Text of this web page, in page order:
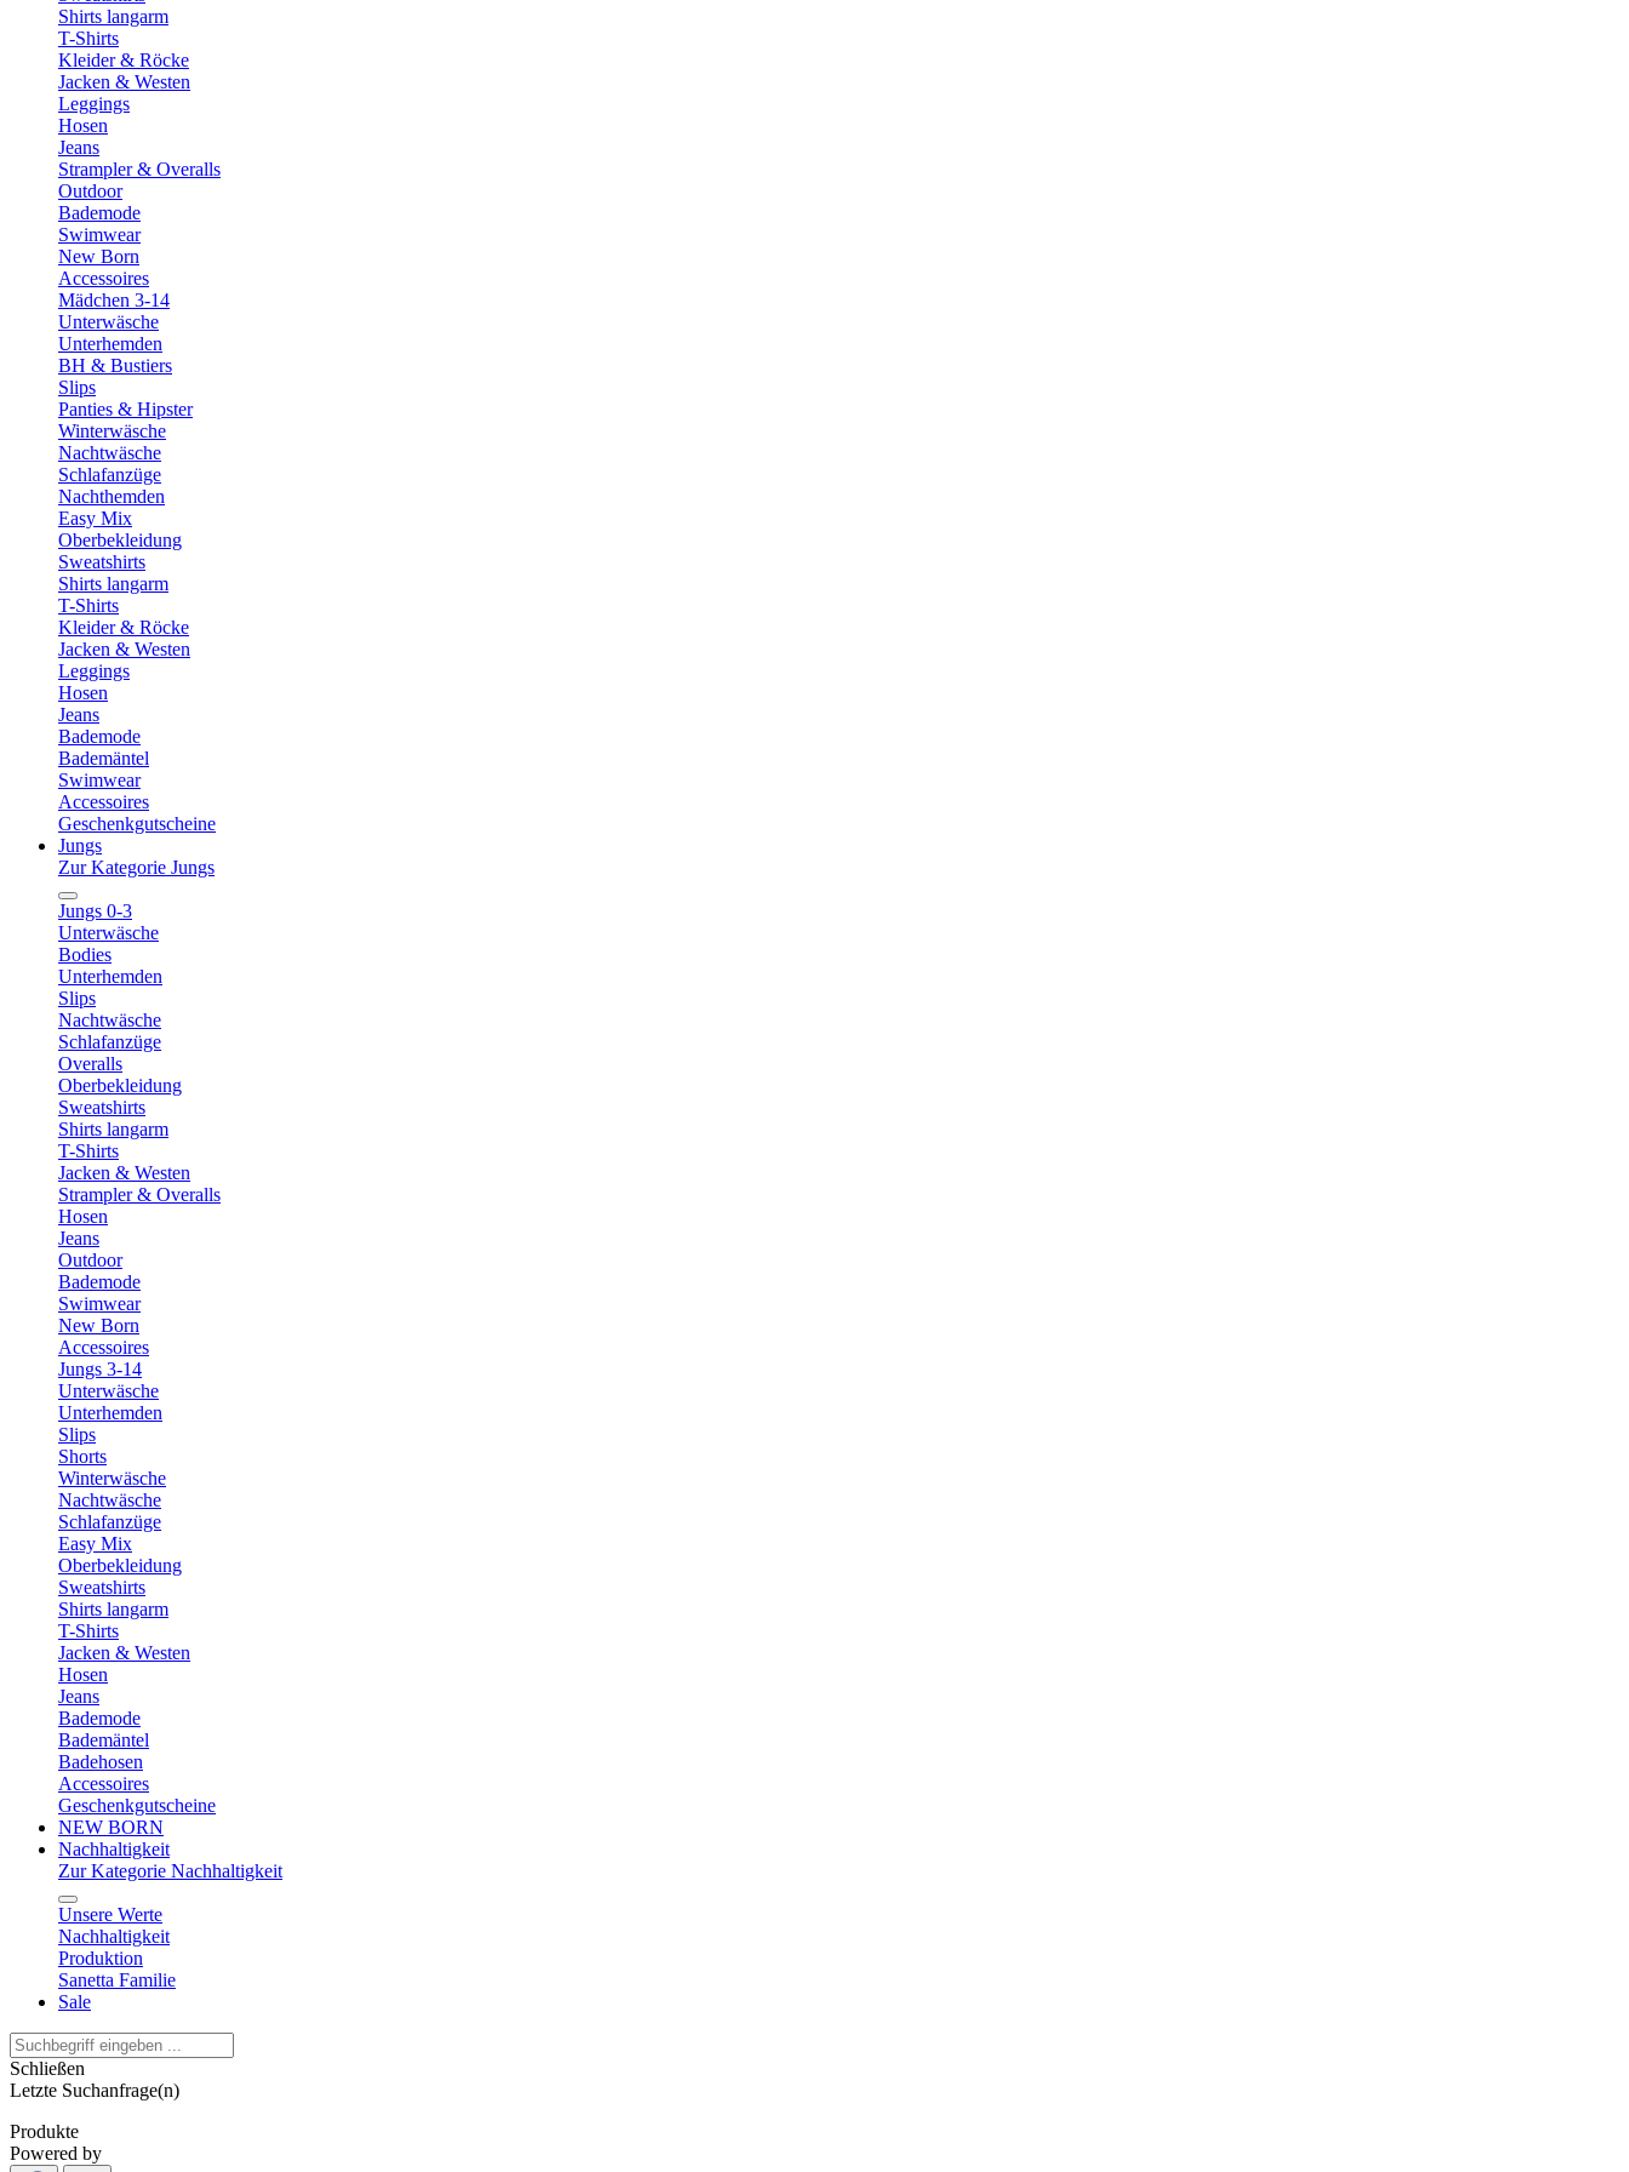
Shirts langarm
T-Shirts
Kleider & Röcke
Jacken & Westen
Leggings
Hosen
Jeans
Strampler & Overalls
Outdoor
Bademode
Swimwear
New Born
Accessoires
Mädchen 3-14
Unterwäsche
Unterhemden
BH & Bustiers
Slips
Panties & Hipster
Winterwäsche
Nachtwäsche
Schlafanzüge
Nachthemden
Easy Mix
Oberbekleidung
Sweatshirts
Shirts langarm
T-Shirts
Kleider & Röcke
Jacken & Westen
Leggings
Hosen
Jeans
Bademode
Bademäntel
Swimwear
Accessoires
Geschenkgutscheine
Jungs
Zur Kategorie Jungs
Jungs 0-3
Unterwäsche
Bodies
Unterhemden
Slips
Nachtwäsche
Schlafanzüge
Overalls
Oberbekleidung
Sweatshirts
Shirts langarm
T-Shirts
Jacken & Westen
Strampler & Overalls
Hosen
Jeans
Outdoor
Bademode
Swimwear
New Born
Accessoires
Jungs 3-14
Unterwäsche
Unterhemden
Slips
Shorts
Winterwäsche
Nachtwäsche
Schlafanzüge
Easy Mix
Oberbekleidung
Sweatshirts
Shirts langarm
T-Shirts
Jacken & Westen
Hosen
Jeans
Bademode
Bademäntel
Badehosen
Accessoires
Geschenkgutscheine
NEW BORN
Nachhaltigkeit
Zur Kategorie Nachhaltigkeit
Unsere Werte
Nachhaltigkeit
Produktion
Sanetta Familie
Sale
Schließen
Letzte Suchanfrage(n)
Produkte
Powered by